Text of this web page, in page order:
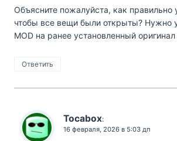
Объясните пожалуйста, как правильно
чтобы все вещи были открыты? Нужно
MOD на ранее установленный
Ответить
Tocabox:
16 февраля, 2026 в 5:03 дп